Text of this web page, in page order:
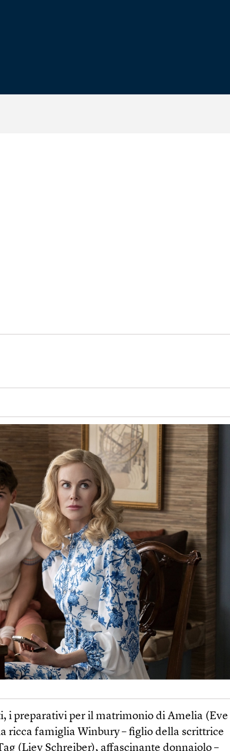
i preparativi per il matrimonio di Amelia (Eve
ricca famiglia Winbury – figlio della scrittrice
(Liev Schreiber), affascinante donnaiolo –